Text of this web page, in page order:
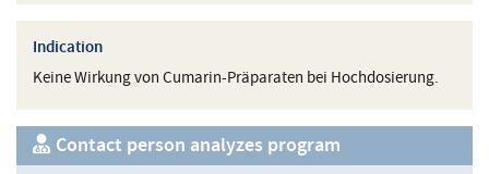
Indication
Keine Wirkung von Cumarin-Präparaten bei Hochdosierung.
Contact person analyzes program